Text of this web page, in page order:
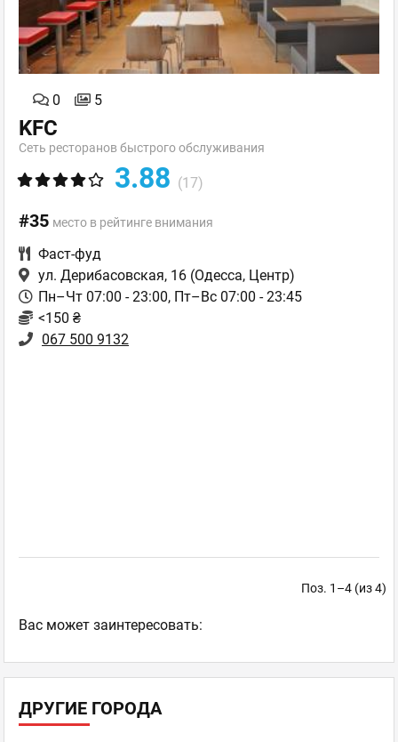
0 5
KFC
Сеть ресторанов быстрого обслуживания
3.88 (17)
#35 место в рейтинге внимания
Фаст-фуд
ул. Дерибасовская, 16 (Одесса, Центр)
Пн–Чт 07:00 - 23:00, Пт–Вс 07:00 - 23:45
<150 ₴
067 500 9132
Поз. 1–4 (из 4)
Ваc может заинтересовать:
ДРУГИЕ ГОРОДА